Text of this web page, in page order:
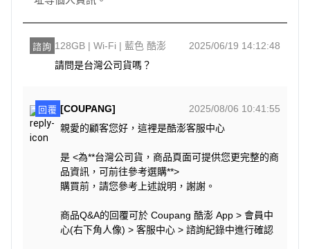
諮詢 128GB | Wi-Fi | 藍色 酷澎
2025/06/19 14:12:48
請問是台灣公司貨嗎？
回覆 [COUPANG]
2025/08/06 10:41:55
親愛的顧客您好，這裡是酷澎客服中心
是 <為**台灣公司貨，商品頁面可提供您更完整的商
品資訊，可前往參考選購**>
購買前，請您參考上述說明，謝謝。
商品Q&A的回覆可於 Coupang 酷澎 App > 會員中
心(右下角人像) > 客服中心 > 諮詢紀錄中進行確認